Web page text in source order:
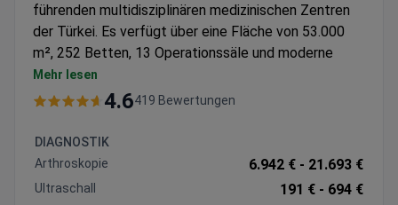
führenden multidisziplinären medizinischen Zentren
der Türkei. Es verfügt über eine Fläche von 53.000
m², 252 Betten, 13 Operationssäle und moderne
Intensivstationen. Eröffnet im Jahr 2000, war es das
erste Krankenhaus in der Türkei und das 21. weltweit,
International (JCI) erhielt, was den weltweiten
Qualitätsstandard bestätigt.
Das Krankenhaus ist bekannt für seine Expertise in
Mehr lesen
4.6419 Bewertungen
DIAGNOSTIK
Arthroskopie
6.942 € - 21.693 €
Ultraschall 191 € - 694 €